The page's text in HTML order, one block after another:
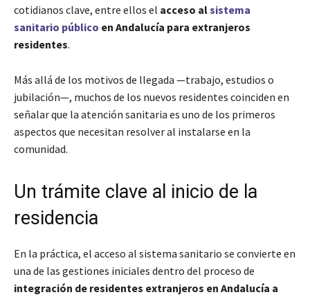
cotidianos clave, entre ellos el acceso alsistema
sanitario público en Andalucía para extranjeros
residentes.
Más allá de los motivos de llegada —trabajo, estudios o
jubilación—, muchos de los nuevos residentes coinciden en
señalar que la atención sanitaria es uno de los primeros
aspectos que necesitan resolver al instalarse en la
comunidad.
Un trámite clave al inicio de la
residencia
En la práctica, el acceso al sistema sanitario se convierte en
una de las gestiones iniciales dentro del proceso de
integración de residentes extranjeros en Andalucía a